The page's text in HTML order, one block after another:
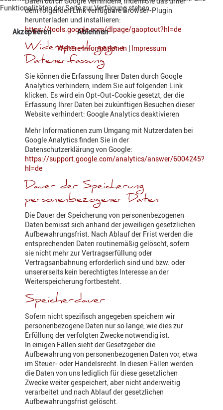
dem folgenden Link verfügbare Browser-Plugin
herunterladen und installieren:
https://tools.google.com/dlpage/gaoptout?hl=de
Widerspruch gegen
Datenerfassung
Sie können die Erfassung Ihrer Daten durch Google
Analytics verhindern, indem Sie auf folgenden Link
klicken. Es wird ein Opt-Out-Cookie gesetzt, der die
Erfassung Ihrer Daten bei zukünftigen Besuchen dieser
Website verhindert: Google Analytics deaktivieren
Mehr Informationen zum Umgang mit Nutzerdaten bei
Google Analytics finden Sie in der
Datenschutzerklärung von Google:
https://support.google.com/analytics/answer/6004245?
hl=de
Dauer der Speicherung
personenbezogener Daten
Die Dauer der Speicherung von personenbezogenen
Daten bemisst sich anhand der jeweiligen gesetzlichen
Aufbewahrungsfrist. Nach Ablauf der Frist werden die
entsprechenden Daten routinemäßig gelöscht, sofern
sie nicht mehr zur Vertragserfüllung oder
Vertragsanbahnung erforderlich sind und bzw. oder
unsererseits kein berechtigtes Interesse an der
Weiterspeicherung fortbesteht.
Speicherdauer
Sofern nicht spezifisch angegeben speichern wir
personenbezogene Daten nur so lange, wie dies zur
Erfüllung der verfolgten Zwecke notwendig ist.
In einigen Fällen sieht der Gesetzgeber die
Aufbewahrung von personenbezogenen Daten vor, etwa
im Steuer- oder Handelsrecht. In diesen Fällen werden
die Daten von uns lediglich für diese gesetzlichen
Zwecke weiter gespeichert, aber nicht anderweitig
verarbeitet und nach Ablauf der gesetzlichen
Aufbewahrungsfrist gelöscht.
Funktionalitäten der Seite zur Verfügung stehen.
Akzeptieren Ablehnen
Weitere Informationen Impressum